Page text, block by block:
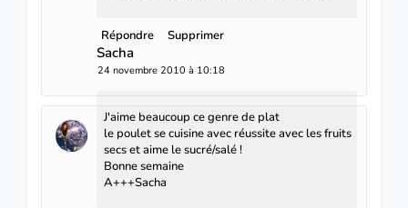
Répondre Supprimer
Sacha
24 novembre 2010 à 10:18
J'aime beaucoup ce genre de plat
le poulet se cuisine avec réussite avec les fruits
secs et aime le sucré/salé !
Bonne semaine
A+++Sacha